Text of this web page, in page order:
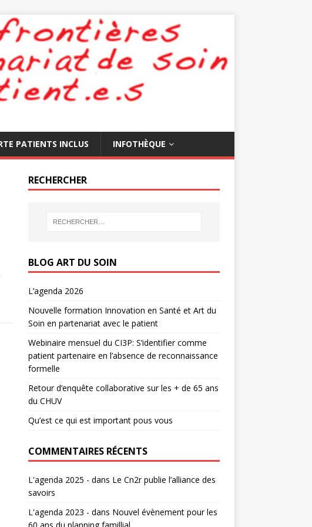
PATIENTS INCLUS INFOTHÈQUE
RECHERCHER
BLOG ART DU SOIN
L’agenda 2026
Nouvelle formation Innovation en Santé et Art du
Soin en partenariat avec le patient
Webinaire mensuel du CI3P: S’identifier comme
patient partenaire en l’absence de reconnaissance
formelle
Retour d’enquête collaborative sur les + de 65 ans
du CHUV
Qu’est ce qui est important pous vous
COMMENTAIRES RÉCENTS
L'agenda 2025 - dans Le Cn2r publie l’alliance des
savoirs
L'agenda 2023 - dans Nouvel évènement pour les
60 ans du planning famillial